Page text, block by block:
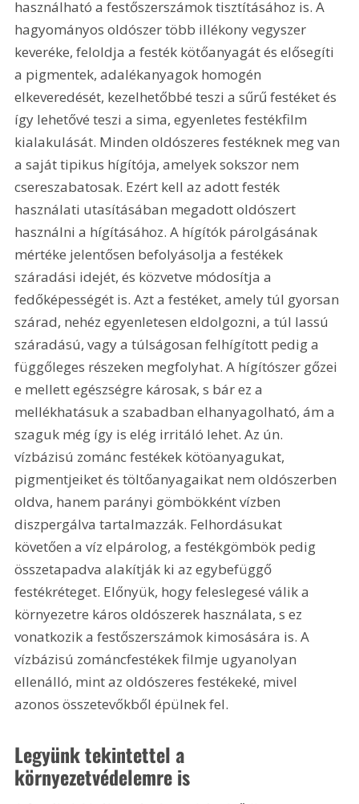
használható a festőszerszámok tisztításához is. A
hagyományos oldószer több illékony vegyszer
keveréke, feloldja a festék kötőanyagát és elősegíti
a pigmentek, adalékanyagok homogén
elkeveredését, kezelhetőbbé teszi a sűrű festéket és
így lehetővé teszi a sima, egyenletes festékfilm
kialakulását. Minden oldószeres festéknek meg van
a saját tipikus hígítója, amelyek sokszor nem
csereszabatosak. Ezért kell az adott festék
használati utasításában megadott oldószert
használni a hígításához. A hígítók párolgásának
mértéke jelentősen befolyásolja a festékek
száradási idejét, és közvetve módosítja a
fedőképességét is. Azt a festéket, amely túl gyorsan
szárad, nehéz egyenletesen eldolgozni, a túl lassú
száradású, vagy a túlságosan felhígított pedig a
függőleges részeken megfolyhat. A hígítószer gőzei
e mellett egészségre károsak, s bár ez a
mellékhatásuk a szabadban elhanyagolható, ám a
szaguk még így is elég irritáló lehet. Az ún.
vízbázisú zománc festékek kötöanyagukat,
pigmentjeiket és töltőanyagaikat nem oldószerben
oldva, hanem parányi gömbökként vízben
diszpergálva tartalmazzák. Felhordásukat
követően a víz elpárolog, a festékgömbök pedig
összetapadva alakítják ki az egybefüggő
festékréteget. Előnyük, hogy feleslegesé válik a
környezetre káros oldószerek használata, s ez
vonatkozik a festőszerszámok kimosására is. A
vízbázisú zománcfestékek filmje ugyanolyan
ellenálló, mint az oldószeres festékeké, mivel
azonos összetevőkből épülnek fel.
Legyünk tekintettel a
környezetvédelemre is